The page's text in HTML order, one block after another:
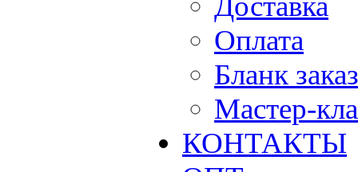
Оплата
Бланк
Мастер-
КОНТАКТЫ